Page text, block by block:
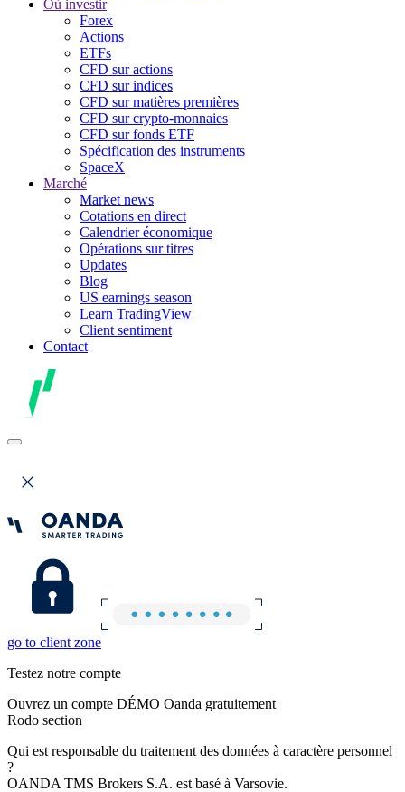
Où investir
Forex
Actions
ETFs
CFD sur actions
CFD sur indices
CFD sur matières premières
CFD sur crypto-monnaies
CFD sur fonds ETF
Spécification des instruments
SpaceX
Marché
Market news
Cotations en direct
Calendrier économique
Opérations sur titres
Updates
Blog
US earnings season
Learn TradingView
Client sentiment
Contact
go to client zone
Testez notre compte
Ouvrez un compte DÉMO Oanda gratuitement
Rodo section
Qui est responsable du traitement des données à caractère personnel
?
OANDA TMS Brokers S.A. est basé à Varsovie.